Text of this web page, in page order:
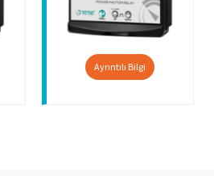
Ayrıntılı Bilgi